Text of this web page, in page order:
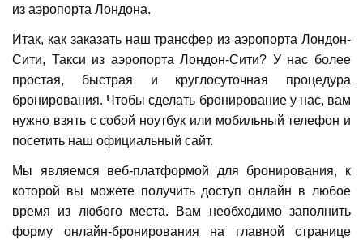
из аэропорта Лондона.
Итак, как заказать наш трансфер из аэропорта Лондон-
Сити, Такси из аэропорта Лондон-Сити? У нас более
простая, быстрая и круглосуточная процедура
бронирования. Чтобы сделать бронирование у нас, вам
нужно взять с собой ноутбук или мобильный телефон и
посетить наш официальный сайт.
Мы являемся веб-платформой для бронирования, к
которой вы можете получить доступ онлайн в любое
время из любого места. Вам необходимо заполнить
форму онлайн-бронирования на главной странице